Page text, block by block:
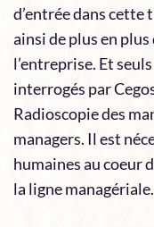
d’entrée dans
ainsi de plus en
l’entreprise. Et
interrogés par
Radioscopie des
managers. Il est
humaines au coeur
la ligne managériale.